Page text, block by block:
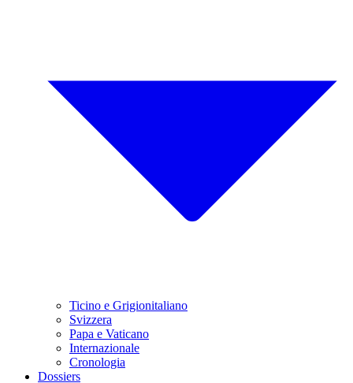
Ticino e Grigionitaliano
Svizzera
Papa e Vaticano
Internazionale
Cronologia
Dossiers